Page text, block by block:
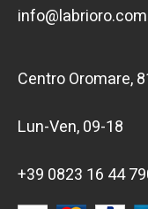
info@labrioro.com
Centro Oromare,
Lun-Ven, 09-18
+39 0823 16 44